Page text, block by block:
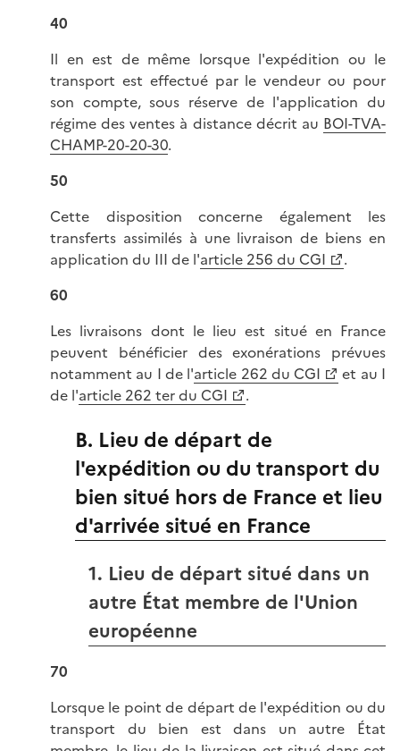
40
Il en est de même lorsque l'expédition ou le
transport est effectué par le vendeur ou pour
son compte, sous réserve de l'application du
régime des ventes à distance décrit au BOI-TVA-
CHAMP-20-20-30.
50
Cette disposition concerne également les
transferts assimilés à une livraison de biens en
application du III de l'article 256 du CGI
.
60
Les livraisons dont le lieu est situé en France
peuvent bénéficier des exonérations prévues
notamment au I de l'article 262 du CGI
et au I
de l'article 262 ter du CGI .
B. Lieu de départ de
l'expédition ou du transport du
bien situé hors de France et lieu
d'arrivée situé en France
1. Lieu de départ situé dans un
autre État membre de l'Union
européenne
70
Lorsque le point de départ de l'expédition ou du
transport du bien est dans un autre État